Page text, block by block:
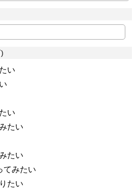
い
い
たい
たい
てみたい
たい